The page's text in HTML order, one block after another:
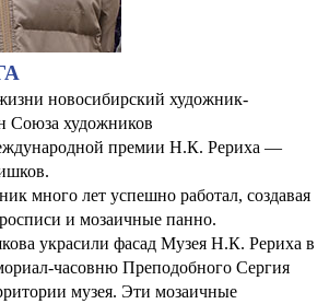
новосибирский художник-
Союза художников
премии Н.К. Рериха —
много лет успешно работал, создавая
и мозаичные панно.
украсили фасад Музея Н.К. Рериха в
часовню Преподобного Сергия
музея. Эти мозаичные